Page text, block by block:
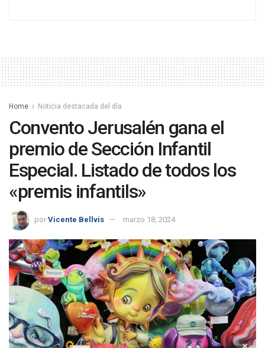
Home Noticia destacada del día
Convento Jerusalén gana el
premio de Sección Infantil
Especial. Listado de todos los
«premis infantils»
por Vicente Bellvis marzo 18, 2024